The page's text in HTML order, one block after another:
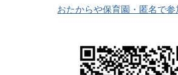
おたからや保育園・匿名で参